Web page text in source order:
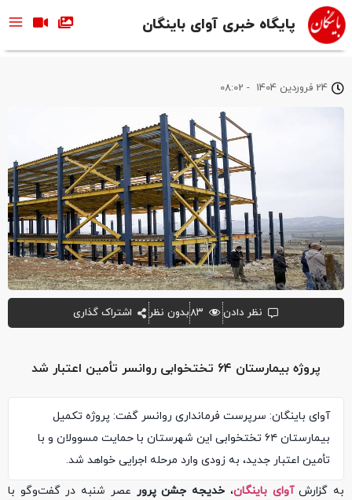
پایگاه خبری آوای باینگان
پروژه بیمارستان ۶۴ تختخوابی روانسر تأمین اعتبار شد
آوای باینگان: سرپرست فرمانداری روانسر گفت: پروژه تکمیل
بیمارستان ۶۴ تختخوابی این شهرستان با حمایت مسوولان و با
تأمین اعتبار جدید، به زودی وارد مرحله اجرایی خواهد شد.
24 فروردین 1404 -
08:02
نظر دادن ۸۳بدون نظر اشتراک گذاری
به گزارشآوای باینگان، خدیجه جشن پرور عصر شنبه در گفت‌وگو با